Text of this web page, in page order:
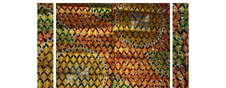
AJOUTER AU PANIER